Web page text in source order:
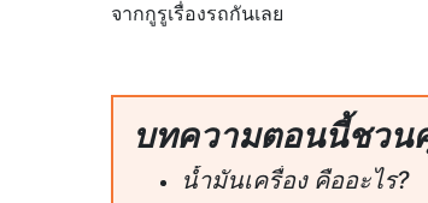
จากกูรูเรื่องรถกันเลย
บทความตอนนี้ชวน
น้ำมันเครื่อง คืออะไร?